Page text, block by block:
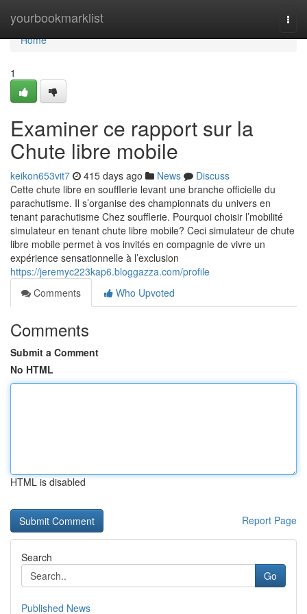
yourbookmarklist
Home
Home
1
Examiner ce rapport sur la
Chute libre mobile
keikon653vit7 415 days ago News
Discuss
Cette chute libre en soufflerie levant une branche officielle du
parachutisme. Il s’organise des championnats du univers en
tenant parachutisme Chez soufflerie. Pourquoi choisir l’mobilité
simulateur en tenant chute libre mobile? Ceci simulateur de chute
libre mobile permet à vos invités en compagnie de vivre un
expérience sensationnelle à l’exclusion
https://jeremyc223kap6.bloggazza.com/profile
Comments
Who Upvoted
Comments
Submit a Comment
No HTML
HTML is disabled
Report Page
Search
Go
Published News